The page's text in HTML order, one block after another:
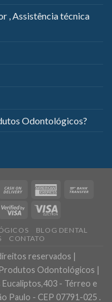
, Assistência técnica
Odontológicos?
BLOG DENTAL
CONTATO
reservados |
Odontológicos |
Eucaliptos,403 - Térreo e
Paulo - CEP 07791-025 .